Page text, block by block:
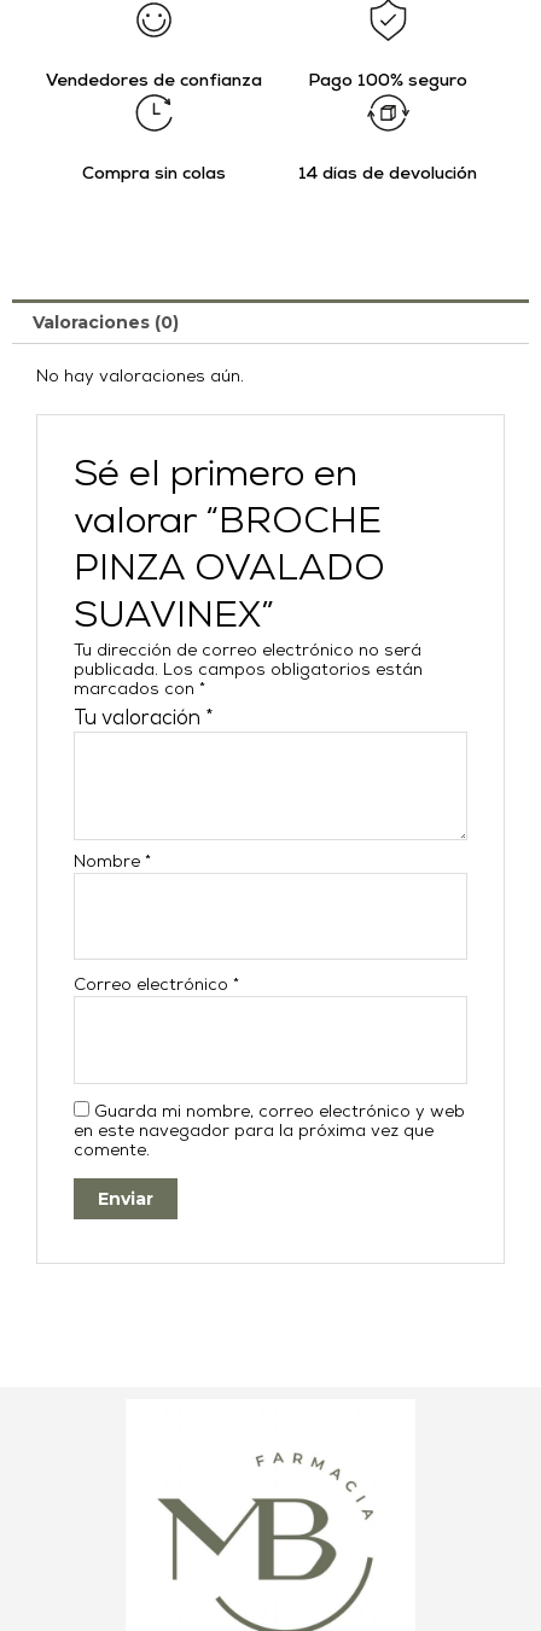
Vendedores de confianza Pago 100% seguro
Compra sin colas 14 días de devolución
Valoraciones (0)
No hay valoraciones aún.
Sé el primero en
valorar “BROCHE
PINZA OVALADO
SUAVINEX”
Tu dirección de correo electrónico no será
publicada. Los campos obligatorios están
marcados con*
Tu valoración *
Nombre*
Correo electrónico*
Guarda mi nombre, correo electrónico y web
en este navegador para la próxima vez que
comente.